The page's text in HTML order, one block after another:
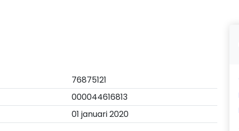
76875121
000044616813
01 januari 2020